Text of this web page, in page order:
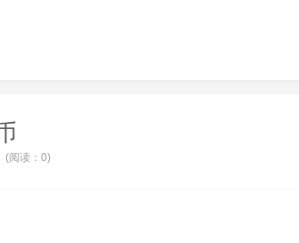
(阅读：0)